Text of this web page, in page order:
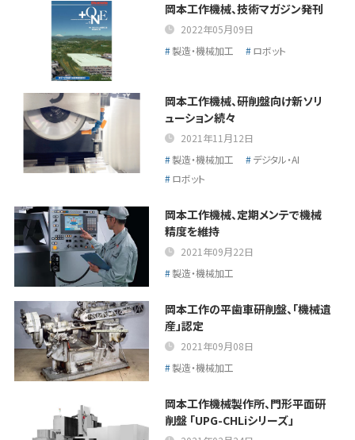
岡本工作機械、技術マガジン発刊
2022年05月09日
製造・機械加工
ロボット
岡本工作機械、研削盤向け新ソリ
ューション続々
2021年11月12日
製造・機械加工
デジタル・AI
ロボット
岡本工作機械、定期メンテで機械
精度を維持
2021年09月22日
製造・機械加工
岡本工作の平歯車研削盤、「機械遺
産」認定
2021年09月08日
製造・機械加工
岡本工作機械製作所、門形平面研
削盤 「UPG-CHLiシリーズ」